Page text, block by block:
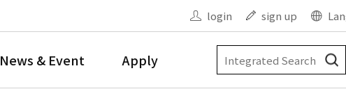
login sign up
News & Event Apply